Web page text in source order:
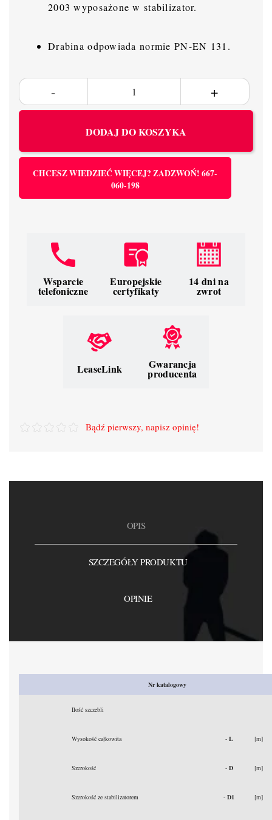
2003 wyposażone w stabilizator.
Drabina odpowiada normie PN-EN 131.
DODAJ DO KOSZYKA
CHCESZ WIEDZIEĆ WIĘCEJ? ZADZWOŃ! 667-
060-198
Wsparcie
telefoniczne
Europejskie
certyfikaty
14 dni na
zwrot
LeaseLink Gwarancja
producenta
Bądź pierwszy, napisz opinię!
OPIS
SZCZEGÓŁY PRODUKTU
OPINIE
Nr katalogowy
Ilość szczebli
Wysokość całkowita - L [m]
Szerokość - D [m]
Szerokość ze stabilizatorem - D1 [m]